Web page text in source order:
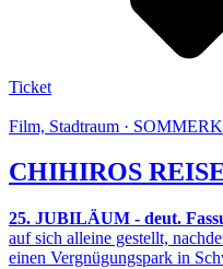
Ticket
Film, Stadtraum ·
CHIHIROS
25. JUBILÄUM - deut.
auf sich alleine gestellt,
einen Vergnügungspark in